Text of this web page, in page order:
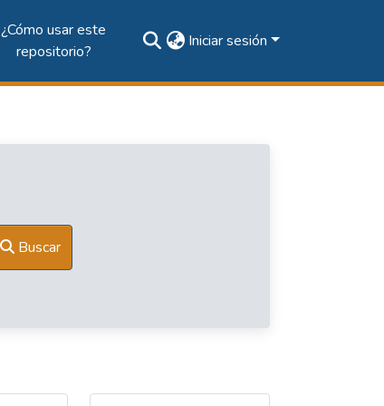
¿Cómo usar este
repositorio?
Iniciar sesión
Buscar